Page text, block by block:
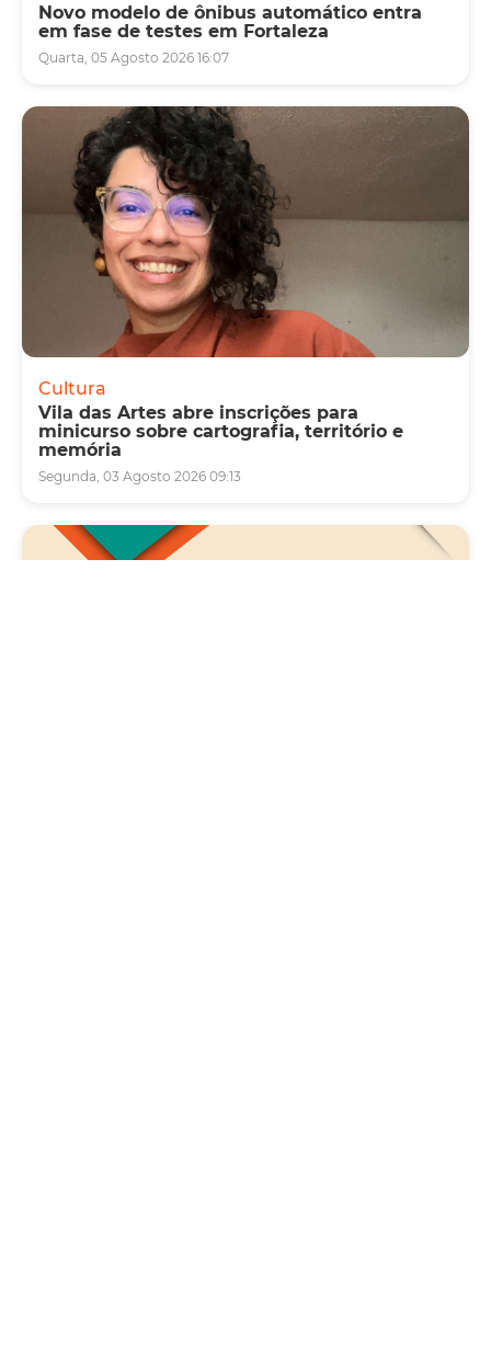
Novo modelo de ônibus automático entra
em fase de testes em Fortaleza
Quarta, 05 Agosto 2026 16:07
Cultura
Vila das Artes abre inscrições para
minicurso sobre cartografia, território e
memória
Segunda, 03 Agosto 2026 09:13